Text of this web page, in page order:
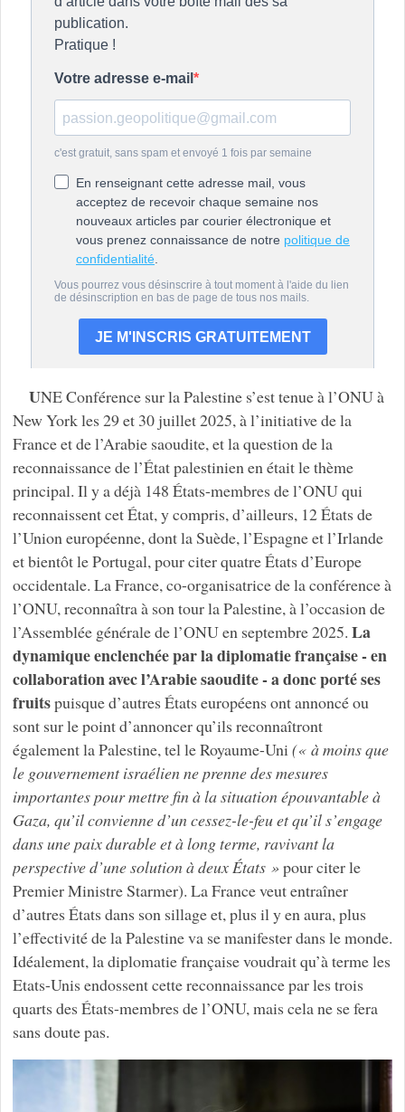
UNE Conférence sur la Palestine s’est tenue à l’ONU à
New York les 29 et 30 juillet 2025, à l’initiative de la
France et de l’Arabie saoudite, et la question de la
reconnaissance de l’État palestinien en était le thème
principal. Il y a déjà 148 États-membres de l’ONU qui
reconnaissent cet État, y compris, d’ailleurs, 12 États de
l’Union européenne, dont la Suède, l’Espagne et l’Irlande
et bientôt le Portugal, pour citer quatre États d’Europe
occidentale. La France, co-organisatrice de la conférence à
l’ONU, reconnaîtra à son tour la Palestine, à l’occasion de
l’Assemblée générale de l’ONU en septembre 2025. La
dynamique enclenchée par la diplomatie française - en
collaboration avec l’Arabie saoudite - a donc porté ses
fruitspuisque d’autres États européens ont annoncé ou
sont sur le point d’annoncer qu’ils reconnaîtront
également la Palestine, tel le Royaume-Uni (« à moins que
le gouvernement israélien ne prenne des mesures
importantes pour mettre fin à la situation épouvantable à
Gaza, qu’il convienne d’un cessez-le-feu et qu’il s’engage
dans une paix durable et à long terme, ravivant la
perspective d’une solution à deux États »pour citer le
Premier Ministre Starmer). La France veut entraîner
d’autres États dans son sillage et, plus il y en aura, plus
l’effectivité de la Palestine va se manifester dans le monde.
Idéalement, la diplomatie française voudrait qu’à terme les
Etats-Unis endossent cette reconnaissance par les trois
quarts des États-membres de l’ONU, mais cela ne se fera
sans doute pas.